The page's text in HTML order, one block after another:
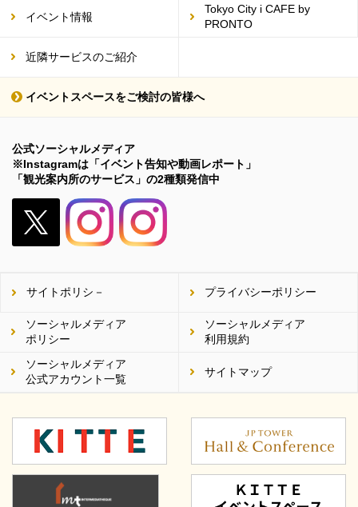
イベント情報
Tokyo City i CAFE by
PRONTO
近隣サービスのご紹介
イベントスペースをご検討の皆様へ
公式ソーシャルメディア
※Instagramは「イベント告知や動画レポート」
「観光案内所のサービス」の2種類発信中
サイトポリシ－
プライバシーポリシー
ソーシャルメディア
ポリシー
ソーシャルメディア
利用規約
ソーシャルメディア
公式アカウント一覧
サイトマップ